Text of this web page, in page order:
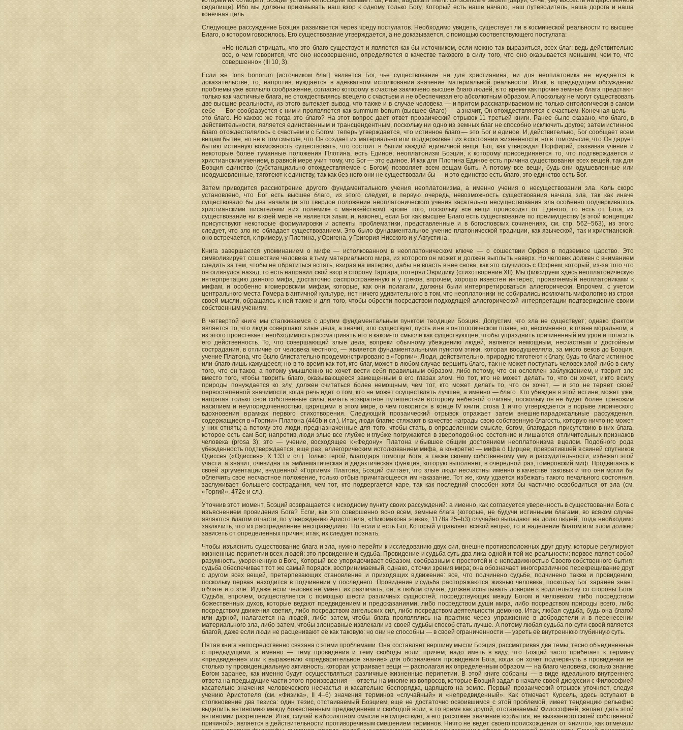
седалище]. Ибо мы должны приковывать наш взор к одному только Богу, Который есть наше начало, наш путеводитель, наша дорога и наша
конечная цель.
Следующее рассуждение Боэция развивается через чреду постулатов. Необходимо увидеть, существует ли в космической реальности то высшее
Благо, о котором говорилось. Его существование утверждается, а не доказывается, с помощью соответствующего постулата:
«Но нельзя отрицать, что это благо существует и является как бы источником, если можно так выразиться, всех благ: ведь действительно
все, о чем говорится, что оно несовершенно, определяется в качестве такового в силу того, что оно оказывается меньшим, чем то, что
совершенно» (III 10, 3).
Если же fons bonorum [источником благ] является Бог, чье существование ни для христианина, ни для неоплатоника не нуждается в
доказательстве, то, напротив, нуждается в адекватном истолковании значение материальной реальности. Итак, в предыдущем обсуждении
проблемы уже всплыло соображение, согласно которому в счастье заключено высшее благо людей, в то время как прочие земные блага предстают
только как частичные блага, не отождествляясь всецело с счастьем и не обеспечивая его абсолютным образом. А поскольку не могут существовать
две высшие реальности, из этого вытекает вывод, что также и в случае человека — и притом рассматриваемом не только онтологически в самом
себе — Бог сообразуется с ним и проявляется как summum bonum (высшее благо) — а значит, Он отождествляется с счастьем. Конечная цель —
это благо. Но каково же тогда это благо? На этот вопрос дает ответ прозаический отрывок 11 третьей книги. Ранее было сказано, что благо, в
действительности, является единственным и трансцендентным, поскольку ни одно из земных благ не способно исключить другое; затем истинное
благо отождествлялось с счастьем и с Богом: теперь утверждается, что истинное благо — это Бог и единое. И, действительно, Бог сообщает всем
вещам бытие, но не в том смысле, что Он создает их материально или поддерживает их в состоянии жизненности, но в том смысле, что Он дарует
бытию истинную возможность существовать, что состоит в бытии каждой единичной вещи. Бог, как утверждал Порфирий, развивая учение и
некоторые более туманные положения Плотина, есть Единое; неоплатонизм Боэция, к которому присоединяется то, что подтверждается и
христианским учением, в равной мере учит тому, что Бог — это единое. И как для Плотина Единое есть причина существования всех вещей, так для
Боэция единство (субстанциально отождествляемое с Богом) позволяет всем вещам быть. А потому все вещи, будь они одушевленные или
неодушевленные, тяготеют к единству, так как без него они не существовали бы — и это единство есть благо, это единство есть Бог.
Затем приводится рассмотрение другого фундаментального учения неоплатонизма, а именно учения о несуществовании зла. Коль скоро
установлено, что Бог есть высшее благо, из этого следует, в первую очередь, невозможность существования начала зла, так как иначе
существовало бы два начала (и это твердое положение неоплатонического учения касательно несуществования зла особенно подчеркивалось
христианскими писателями в их полемике с манихейством): кроме того, поскольку все вещи происходят от Единого, то есть от Бога, их
существование ни в коей мере не является злым; и, наконец, если Бог как высшее Благо есть существование по преимуществу (в этой концепции
присутствуют некоторые формулировки и аспекты проблематики, представленные и в богословских сочинениях, см. стр. 562–563), из этого
следует, что зло не обладает существованием. Это было фундаментальное учение платонической традиции, как языческой, так и христианской:
оно встречается, к примеру, у Плотина, у Оригена, у Григория Нисского и у Августина.
Книга завершается упоминанием о мифе — истолкованном в неоплатоническом ключе — о сошествии Орфея в подземное царство. Это
символизирует сошествие человека в тьму материального мира, из которого он может и должен выплыть наверх. Но человек должен с вниманием
следить за тем, чтобы не обратиться вспять, взирая на материю, дабы не впасть в нее снова, как это случилось с Орфеем, который, из-за того что
он оглянулся назад, то есть направил свой взор в сторону Тартара, потерял Эвридику (стихотворение XII). Мы фиксируем здесь неоплатоническую
интерпретацию данного мифа, достаточно распространенную и у греков; впрочем, хорошо известен интерес, проявляемый неоплатониками к
мифам, и особенно к гомеровским мифам, которые, как они полагали, должны были интерпретироваться аллегорически. Впрочем, с учетом
центрального места Гомера в античной культуре, нет ничего удивительного в том, что неоплатоники не собирались исключить мифологию из строя
своей мысли, обращаясь к ней также и для того, чтобы обрести посредством подходящей аллегорической интерпретации подтверждение своим
собственным учениям.
В четвертой книге мы сталкиваемся с другим фундаментальным пунктом теодицеи Боэция. Допустим, что зла не существует; однако фактом
является то, что люди совершают злые дела, а значит, зло существует, пусть и не в онтологическом плане, но, несомненно, в плане моральном, а
из этого проистекает необходимость рассматривать его в каком-то смысле как существующее, чтобы упразднить причиненный им урон и погасить
его действенность. То, что совершающий злые дела, вопреки обычному убеждению людей, является немощным, несчастным и достойным
сострадания, в отличие от человека честного, — является фундаментальными пунктом этики, которая воодушевляла, за много веков до Боэция,
учение Платона, что было блистательно продемонстрировано в «Горгии». Люди, действительно, природно тяготеют к благу, будь то благо истинное
или благо лишь кажущееся; но в то время как тот, кто благ, может в любом случае вершить благо, так не может поступать человек злой либо в силу
того, что он таков, а потому умышленно не хочет вести себя правильным образом, либо потому, что он ослеплен заблуждением, и творит зло
вместо того, чтобы творить благо, оказывающееся замещенным в его глазах злом. Но тот, кто не может делать то, что он хочет, и кто в силу
природы понуждается ко злу, должен считаться более немощным, чем тот, кто может делать то, что он хочет, — и это не теряет своей
первостепенной значимости, когда речь идет о том, кто не может осуществлять лучшее, а именно — благо. Кто убежден в этой истине, может уже,
напрягая только свои собственные силы, начать возвратное путешествие в сторону небесной отчизны, поскольку он не будет более тревожим
насилием и неупорядоченностью, царящими в этом мире, о чем говорится в конце IV книги, prosa 1 и что утверждается в порыве лирического
вдохновения в рамках первого стихотворения. Следующий прозаический отрывок отражает затем внешне парадоксальные рассуждения,
содержащиеся в «Горгии» Платона (446b и сл.). Итак, люди благие стяжают в качестве награды свою собственную благость, которую ничто не может
у них отнять; а потому это люди, предназначенные для того, чтобы стать, в определенном смысле, богом, благодаря присутствию в них блага,
которое есть сам Бог; напротив, люди злые все глубже и глубже погружаются в звероподобное состояние и лишаются отличительных признаков
человека (prosa 3); это — учение, восходящее к «Федону» Платона и бывшее общим достоянием неоплатонизма в целом. Подобного рода
убежденность подтверждается, еще раз, аллегорическим истолкованием мифа, а конкретно — мифа о Цирцее, превратившей в свиней спутников
Одиссея («Одиссея», Х 133 и сл.). Только герой, благодаря помощи бога, а также своему собственному уму и рассудительности, избежал этой
участи: а значит, очевидна та эмблематическая и дидактическая функция, которую выполняет, в очередной раз, гомеровский миф. Продвигаясь в
своей аргументации, внушенной «Горгием» Платона, Боэций считает, что злые люди несчастны именно в качестве таковых и что они могли бы
облегчить свое несчастное положение, только отбыв причитающееся им наказание. Тот же, кому удается избежать такого печального состояния,
заслуживает большего сострадания, чем тот, кто подвергается каре, так как последний способен хотя бы частично освободиться от зла (см.
«Горгий», 472е и сл.).
Уточнив этот момент, Боэций возвращается к исходному пункту своих рассуждений: а именно, как согласуется уверенность в существовании Бога с
изъяснением провидения Бога? Если, как это совершенно ясно всем, земные блага (которые, не будучи истинными благами, во всяком случае
являются благом отчасти, по утверждению Аристотеля, «Никомахова этика», 1178а 25–b3) случайно выпадают на долю людей, тогда необходимо
заключить, что их распределение несправедливо. Но если и есть Бог, Который управляет всякой вещью, то и наделение благом или злом должно
зависеть от определенных причин: итак, их следует познать.
Чтобы изъяснить существование блага и зла, нужно перейти к исследованию двух сил, внешне противоположных друг другу, которые регулируют
жизненные перипетии всех людей: это провидение и судьба. Провидение и судьба суть два лика одной и той же реальности: первое являет собой
разумность, укорененную в Боге, Который все упорядочивает образом, сообразным с простотой и с неподвижностью Своего собственного бытия;
судьба обеспечивает тот же самый порядок, воспринимаемый, однако, с точки зрения мира; она обозначает многоразличное перекрещивание друг
с другом всех вещей, претерпевающих становление и приходящих в движение: все, что подчинено судьбе, подчинено также и провидению,
поскольку первая находится в подчинении у последнего. Провидение и судьба распоряжаются жизнью человека, поскольку Бог заранее знает
о благе и о зле. И даже если человек не умеет их различать, он, в любом случае, должен испытывать доверие к водительству со стороны Бога.
Судьба, впрочем, осуществляется с помощью шести различных сущностей, посредствующих между Богом и человеком: либо посредством
божественных духов, которые ведают предвидением и предсказаниями, либо посредством души мира, либо посредством природы всего, либо
посредством движения светил, либо посредством ангельских сил, либо посредством деятельности демонов. Итак, любая судьба, будь она благой
или дурной, налагается на людей, либо затем, чтобы блага проявлялись на практике через упражнение в добродетели и в перенесении
материального зла, либо затем, чтобы злонравные извлекали из своей судьбы способ стать лучше. А потому любая судьба по сути своей является
благой, даже если люди не расценивают её как таковую: но они не способны — в своей ограниченности — узреть её внутреннюю глубинную суть.
Пятая книга непосредственно связана с этими проблемами. Она составляет вершину мысли Боэция, рассматривая две темы, тесно объединенные
с предыдущими, а именно — тему провидения и тему свободы воли: причем, надо иметь в виду, что Боэций часто прибегает к термину
«предвидение» или к выражению «предварительное знание» для обозначения провидения Бога, когда он хочет подчеркнуть в провидении не
столько ту провиденциальную активность, которая устраивает вещи — располагая их определенным образом — на благо человека, сколько знание
Богом заранее, как именно будут осуществляться различные жизненные перипетии. В этой книге собраны — в виде идеального внутреннего
ответа на предыдущие части этого произведения — ответы на многие из вопросов, которые Боэций задал в начале своей дискуссии с Философией
касательно значения человеческого несчастья и касательно беспорядка, царящего на земле. Первый прозаический отрывок уточняет, следуя
учению Аристотеля (см. «Физика», II 4–6) значения терминов «случайный» и «непредвиденный». Как отмечает Курсель, здесь вступают в
столкновение два тезиса: один тезис, отстаиваемый Боэцием, еще не достаточно освоившимся с этой проблемой, имеет тенденцию рельефно
выделить антиномию между божественным предведением и свободой воли, в то время как другой, отстаиваемый Философией, желает дать этой
антиномии разрешение. Итак, случай в абсолютном смысле не существует, а его расхожее значение «события, не вызванного своей собственной
причиной», является в действительности противоречивым смешением терминов. Ничто не ведет своего происхождения от «ничто», как отмечали